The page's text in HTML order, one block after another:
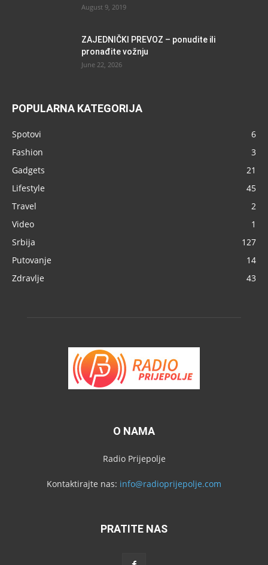
August 9, 2019
ZAJEDNIČKI PREVOZ – ponudite ili
pronađite vožnju
June 22, 2026
POPULARNA KATEGORIJA
Spotovi
6
Fashion
3
Gadgets
21
Lifestyle
45
Travel
2
Video
1
Srbija
127
Putovanje
14
Zdravlje
43
O NAMA
Radio Prijepolje
Kontaktirajte nas: info@radioprijepolje.com
PRATITE NAS